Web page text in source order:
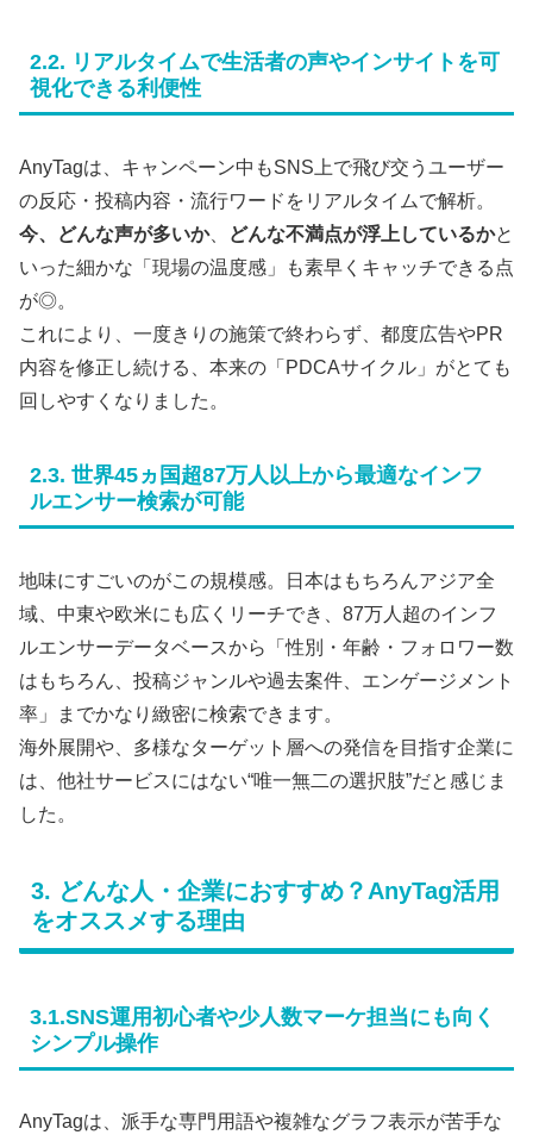
2.2. リアルタイムで生活者の声やインサイトを可
視化できる利便性
AnyTagは、キャンペーン中もSNS上で飛び交うユーザー
の反応・投稿内容・流行ワードをリアルタイムで解析。
今、どんな声が多いか、 どんな不満点が浮上しているかと
いった細かな「現場の温度感」も素早くキャッチできる点
が◎。
これにより、一度きりの施策で終わらず、都度広告やPR
内容を修正し続ける、本来の「PDCAサイクル」がとても
回しやすくなりました。
2.3. 世界45ヵ国超87万人以上から最適なインフ
ルエンサー検索が可能
地味にすごいのがこの規模感。日本はもちろんアジア全
域、中東や欧米にも広くリーチでき、87万人超のインフ
ルエンサーデータベースから「性別・年齢・フォロワー数
はもちろん、投稿ジャンルや過去案件、エンゲージメント
率」までかなり緻密に検索できます。
海外展開や、多様なターゲット層への発信を目指す企業に
は、他社サービスにはない“唯一無二の選択肢”だと感じま
した。
3. どんな人・企業におすすめ？AnyTag活用
をオススメする理由
3.1.SNS運用初心者や少人数マーケ担当にも向く
シンプル操作
AnyTagは、派手な専門用語や複雑なグラフ表示が苦手な